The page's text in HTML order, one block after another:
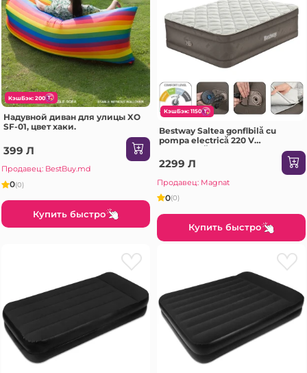
КэшБэк: 200
Надувной диван для улицы XO
SF-01, цвет хаки.
399 Л
Продавец: BestBuy.md
0(0)
Купить быстро
КэшБэк: 1150
Bestway Saltea gonflbilă cu
pompa electrică 220 V
2299 Л
Продавец: Magnat
0(0)
Купить быстро